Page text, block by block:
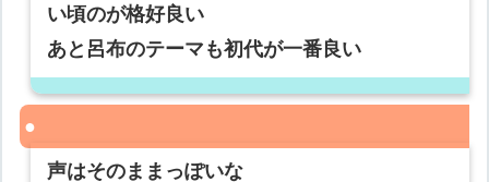
い頃のが格好良い
あと呂布のテーマも初代が一番良い
声はそのままっぽいな